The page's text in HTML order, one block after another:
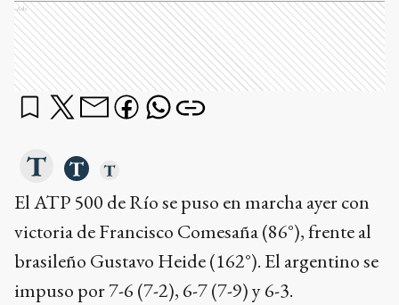
Ads
El ATP 500 de Río se puso en marcha ayer con
victoria de Francisco Comesaña (86°), frente al
brasileño Gustavo Heide (162°). El argentino se
impuso por 7-6 (7-2), 6-7 (7-9) y 6-3.